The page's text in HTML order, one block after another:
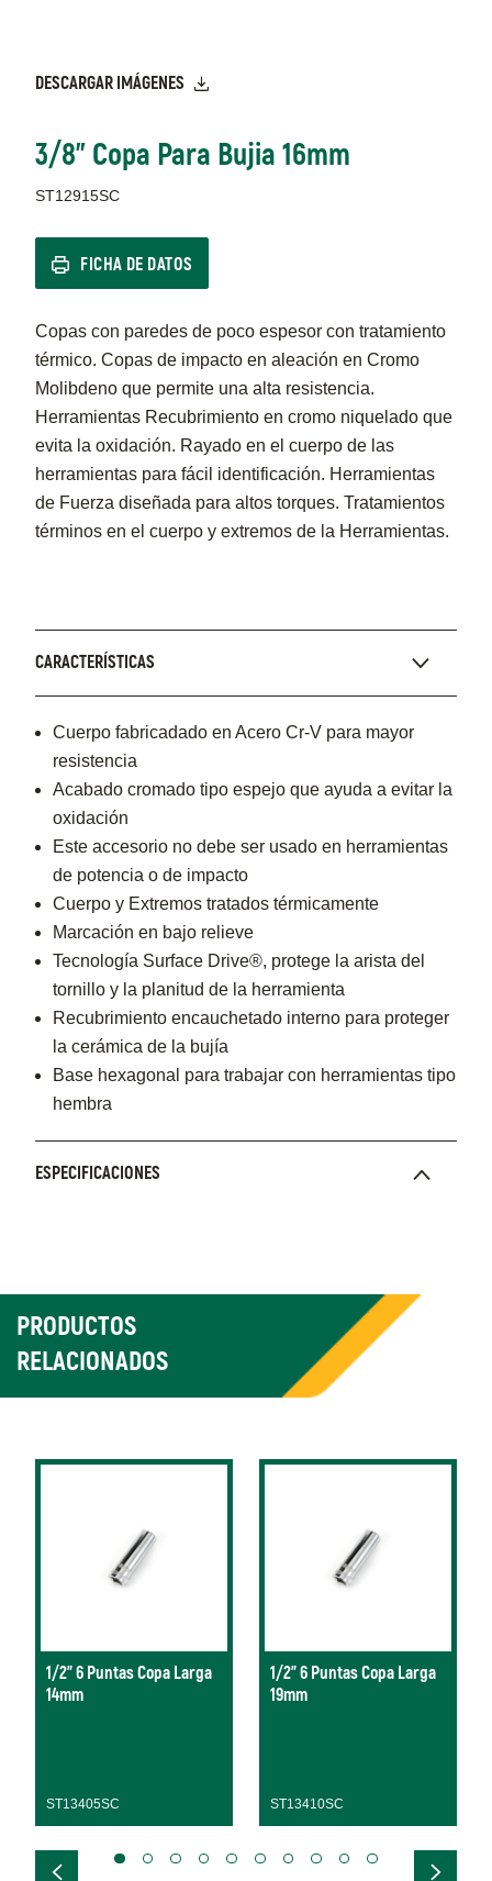
DESCARGAR IMÁGENES
3/8" Copa Para Bujia 16mm
ST12915SC
FICHA DE DATOS
Copas con paredes de poco espesor con tratamiento
térmico. Copas de impacto en aleación en Cromo
Molibdeno que permite una alta resistencia.
Herramientas Recubrimiento en cromo niquelado que
evita la oxidación. Rayado en el cuerpo de las
herramientas para fácil identificación. Herramientas
de Fuerza diseñada para altos torques. Tratamientos
términos en el cuerpo y extremos de la Herramientas.
CARACTERÍSTICAS
Cuerpo fabricadado en Acero Cr-V para mayor
resistencia
Acabado cromado tipo espejo que ayuda a evitar la
oxidación
Este accesorio no debe ser usado en herramientas
de potencia o de impacto
Cuerpo y Extremos tratados térmicamente
Marcación en bajo relieve
Tecnología Surface Drive®, protege la arista del
tornillo y la planitud de la herramienta
Recubrimiento encauchetado interno para proteger
la cerámica de la bujía
Base hexagonal para trabajar con herramientas tipo
hembra
ESPECIFICACIONES
PRODUCTOS
RELACIONADOS
1/2" 6 Puntas Copa Larga
14mm
ST13405SC
1/2" 6 Puntas Copa Larga
19mm
ST13410SC